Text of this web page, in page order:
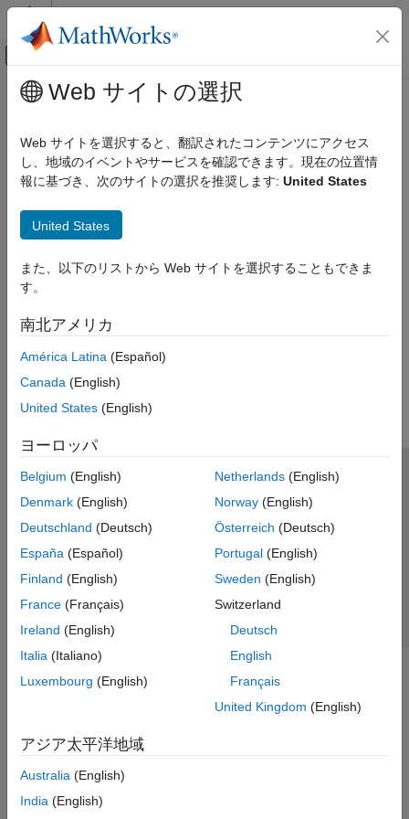
コンテンツへスキップ
オフキャンバス ナビゲーション メ
ドキュメンテーションのホーム
メインコンテンツ
Web サイトの選択
Web サイトを選択すると、翻訳されたコンテンツにアクセス
し、地域のイベントやサービスを確認できます。現在の位置情
報に基づき、次のサイトの選択を推奨します: United States
United States
また、以下のリストから Web サイトを選択することもできま
す。
南北アメリカ
América Latina (Español)
Canada (English)
United States (English)
ヨーロッパ
Belgium (English)
Denmark (English)
Deutschland (Deutsch)
España (Español)
Finland (English)
France (Français)
Ireland (English)
Italia (Italiano)
Luxembourg (English)
Netherlands(English)
Norway(English)
Österreich (Deutsch)
Portugal(English)
Sweden (English)
Switzerland
Deutsch
English
Français
United Kingdom (English)
アジア太平洋地域
Australia (English)
India (English)
トラストセンター
プライバシー ポリシー
違法コピー防止
アプリケーション ステータス
© 1994-2026 The MathWorks, Inc.